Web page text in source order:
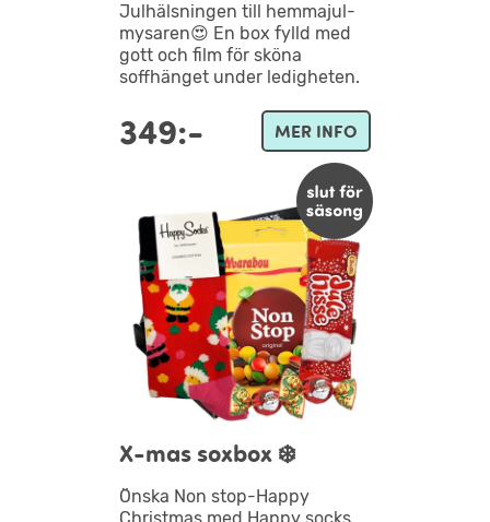
Julhälsningen till hemmajul-
mysaren😍 En box fylld med
gott och film för sköna
soffhänget under ledigheten.
349:- MER INFO
X-mas soxbox ❄️
Önska Non stop-Happy